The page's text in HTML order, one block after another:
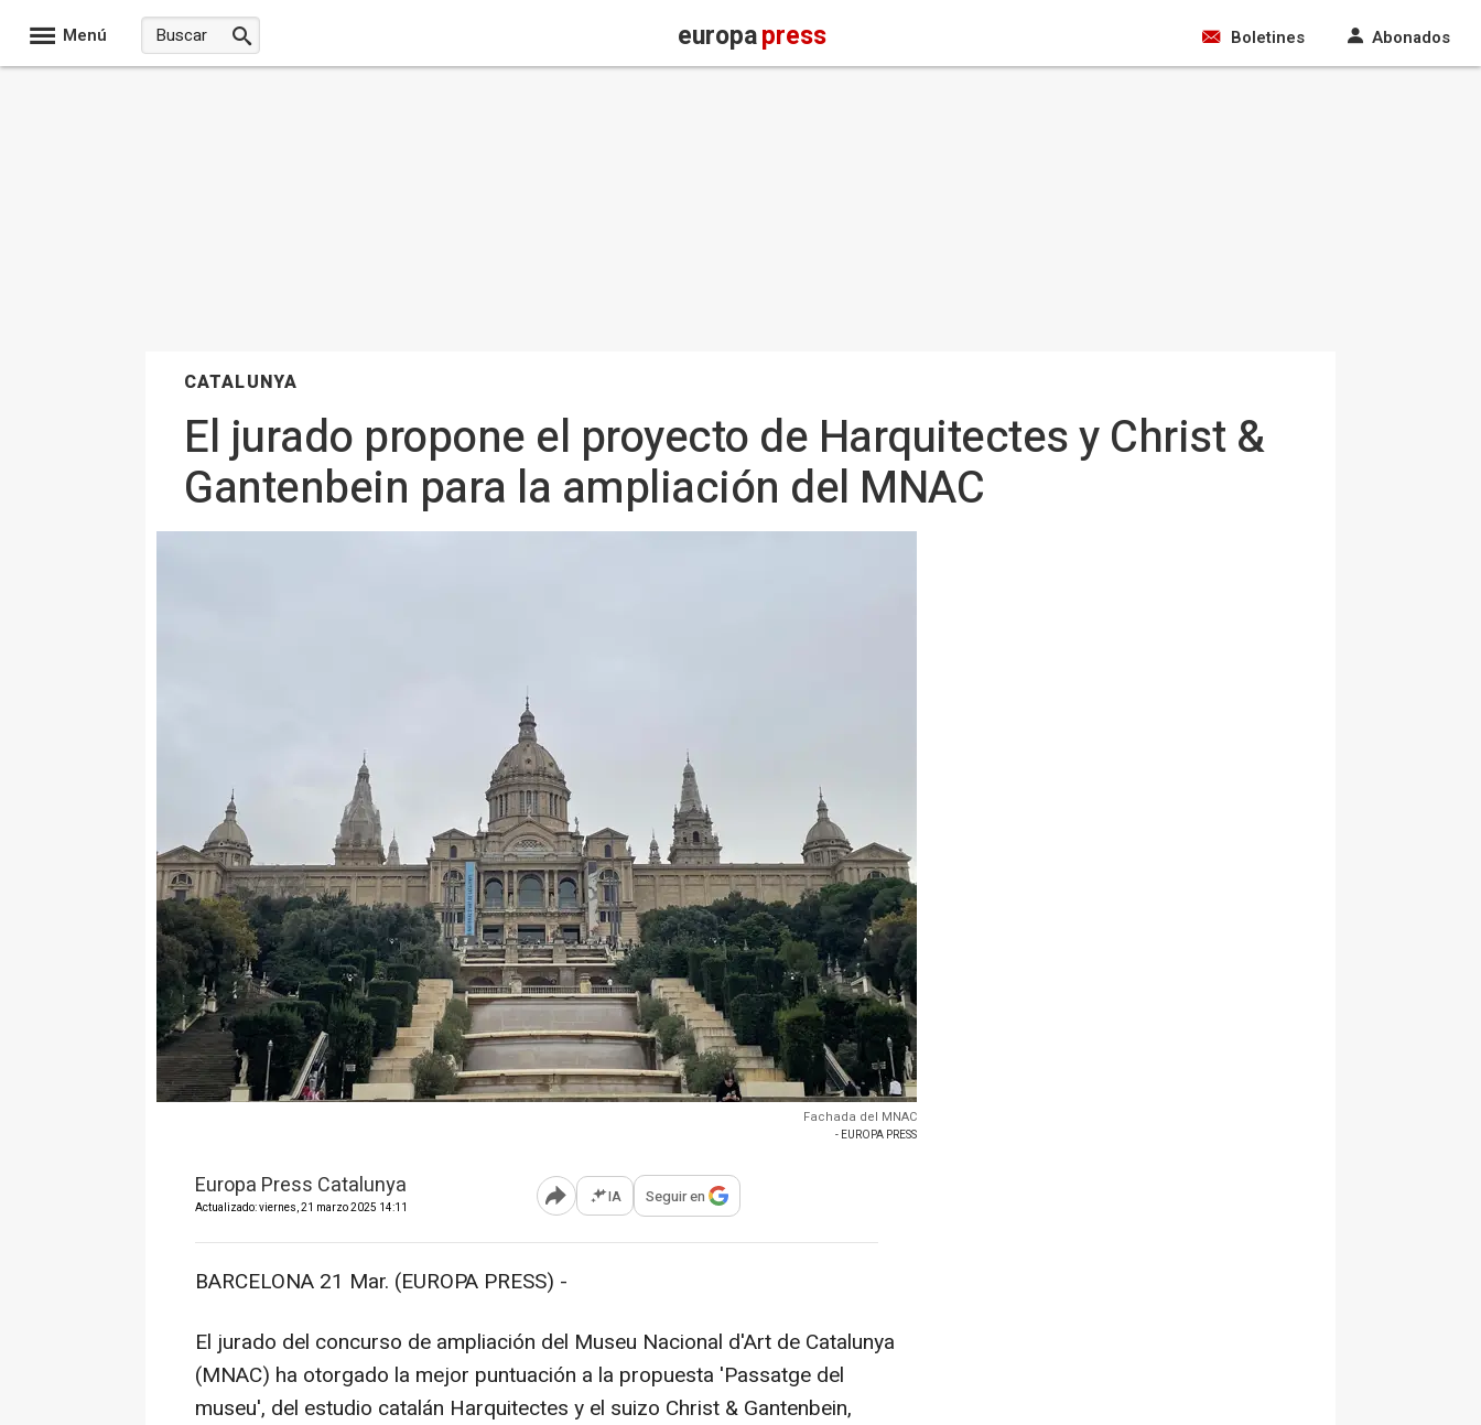
Menú europapress Boletines Abonados
CATALUNYA
El jurado propone el proyecto de Harquitectes y Christ &
Gantenbein para la ampliación del MNAC
Fachada del MNAC
- EUROPA PRESS
Europa Press Catalunya
Actualizado: viernes, 21 marzo 2025 14:11 Abrir opciones para compartir
IA Seguir en
BARCELONA 21 Mar. (EUROPA PRESS) -
El jurado del concurso de ampliación del Museu Nacional d'Art de Catalunya
(MNAC) ha otorgado la mejor puntuación a la propuesta 'Passatge del
museu', del estudio catalán Harquitectes y el suizo Christ & Gantenbein,